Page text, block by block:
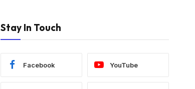
Stay In Touch
Facebook YouTube